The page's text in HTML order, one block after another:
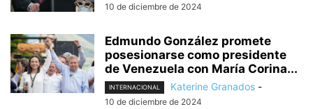
10 de diciembre de 2024
Edmundo González promete
posesionarse como presidente
de Venezuela con María Corina...
INTERNACIONAL Katerine Granados -
10 de diciembre de 2024